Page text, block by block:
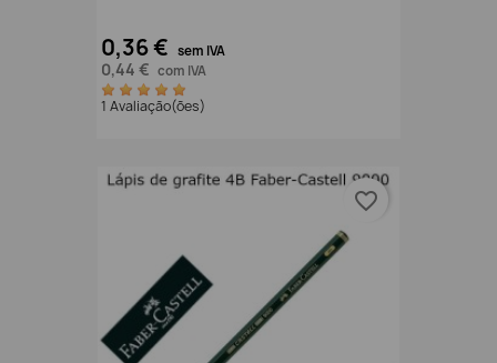
0,36 € sem IVA
0,44 € com IVA
1 Avaliação(ões)
favorite_border